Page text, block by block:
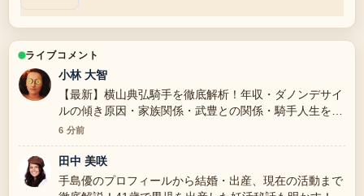
ライブコメント
小林 大智
【最新】横山典弘騎手を徹底解析！年収・ダノンデサイ
ルの傾き原因・家族関係・武豊との関係・騎手人生を一
挙解説 の整理がとても分かりやすいです。今日の中で
も特に読みやすいです。
6 分前
田中 美咲
手島優のプロフィールから結婚・出産、現在の活動まで